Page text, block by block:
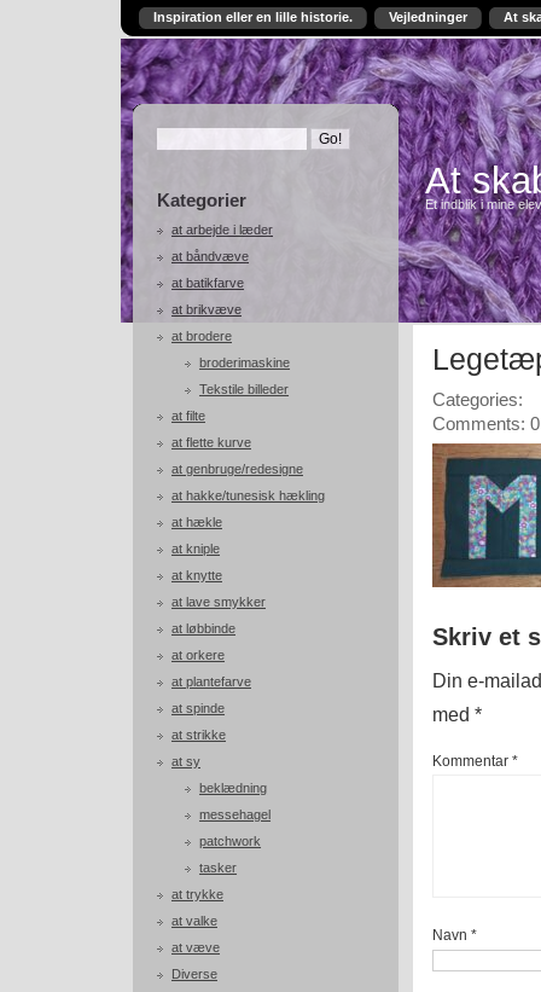
Inspiration eller en lille historie. Vejledninger At
Kategorier
at arbejde i læder
at båndvæve
at batikfarve
at brikvæve
at brodere
broderimaskine
Tekstile billeder
at filte
at flette kurve
at genbruge/redesigne
at hakke/tunesisk hækling
at hækle
at kniple
at knytte
at lave smykker
at løbbinde
at orkere
at plantefarve
at spinde
at strikke
at sy
beklædning
messehagel
patchwork
tasker
at trykke
at valke
at væve
Diverse
At
Et indblik i mine
Categories:
Comments: 0
Skriv et
Din e-
med *
Kommentar *
Navn *